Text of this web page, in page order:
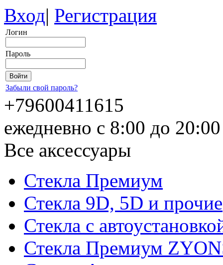
Вход| Регистрация
Логин
Пароль
Забыли свой пароль?
+79600411615
ежедневно с 8:00 до
Все аксессуары
Стекла Премиум
Стекла 9D, 5D и прочие
Стекла с
Стекла Премиум